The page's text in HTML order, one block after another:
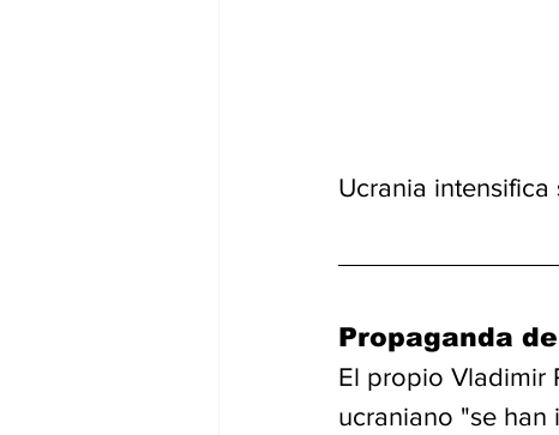
Ucrania
Propaganda
El propio Vladimir
ucraniano "se